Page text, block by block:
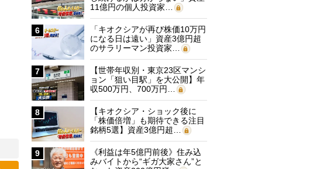
11億円の個人投資家…
6
「キオクシアが再び株価10万円
になる日は遠い」資産3億円超
のサラリーマン投資家…
7
【世帯年収別・東京23区マンシ
ョン「狙い目駅」を大公開】年
収500万円、700万円…
8
【キオクシア・ショック後に
「株価倍増」も期待できる注目
銘柄5選】資産3億円超…
9
《利益は年5億円前後》住み込
みバイトから“ギガ大家さん”と